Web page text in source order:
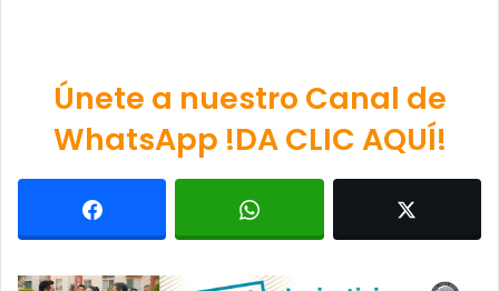
Únete a nuestro Canal de
WhatsApp !DA CLIC AQUÍ!